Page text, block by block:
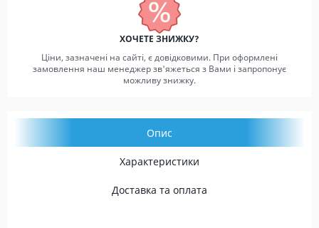
ХОЧЕТЕ ЗНИЖКУ?
Ціни, зазначені на сайті, є довідковими. При оформлені
замовлення наш менеджер зв'яжеться з Вами і запропонує
можливу знижку.
Опис
Характеристики
Доставка та оплата